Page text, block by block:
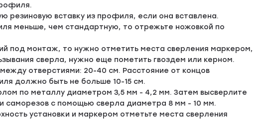
резиновую вставку из профиля, если она вставлена.
меньше, чем стандартную, то отрежьте ножовкой по
под монтаж, то нужно отметить места сверления маркером,
сверла, нужно еще пометить гвоздем или керном.
отверстиями: 20-40 см. Расстояние от концов
должно быть не больше 10-15 см.
по металлу диаметром 3,5 мм - 4,2 мм. Затем высверлите
саморезов с помощью сверла диаметра 8 мм - 10 мм.
установки и маркером отметьте места сверления